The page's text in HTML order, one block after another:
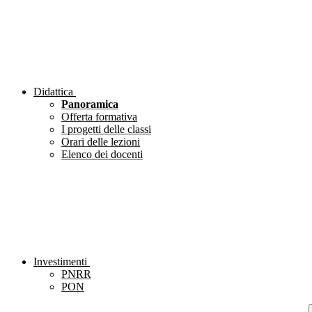
Didattica
Panoramica
Offerta formativa
I progetti delle classi
Orari delle lezioni
Elenco dei docenti
Investimenti
PNRR
PON